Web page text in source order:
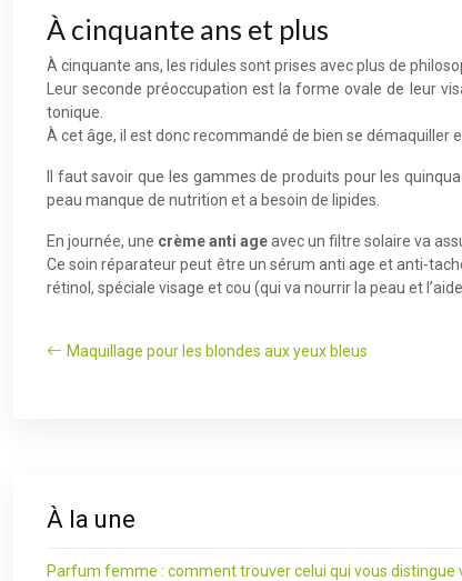
À cinquante ans et plus
À cinquante ans, les ridules sont prises avec plus de
Leur seconde préoccupation est la forme ovale de leur
tonique.
À cet âge, il est donc recommandé de bien se démaquiller
Il faut savoir que les gammes de produits pour les
peau manque de nutrition et a besoin de lipides.
En journée, une crème anti ageavec un filtre solaire va
Ce soin réparateur peut être un sérum anti age et anti-
rétinol, spéciale visage et cou (qui va nourrir la peau et
Maquillage pour les blondes aux yeux bleus
À la une
Parfum femme : comment trouver celui qui vous distingue